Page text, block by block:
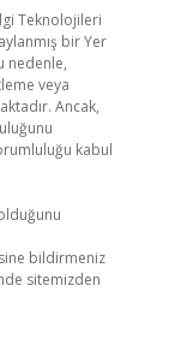
Teknolojileri
bir Yer
nedenle,
veya
Ancak,
kabul
bildirmeniz
sitemizden